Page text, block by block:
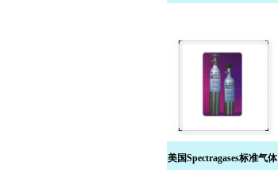
美国Spectragases标准气体